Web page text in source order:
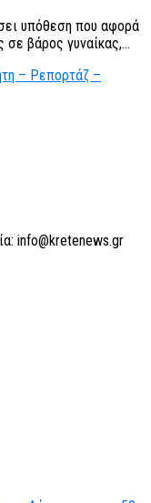
υπόθεση που αφορά
σε βάρος γυναίκας,...
info@kretenews.gr